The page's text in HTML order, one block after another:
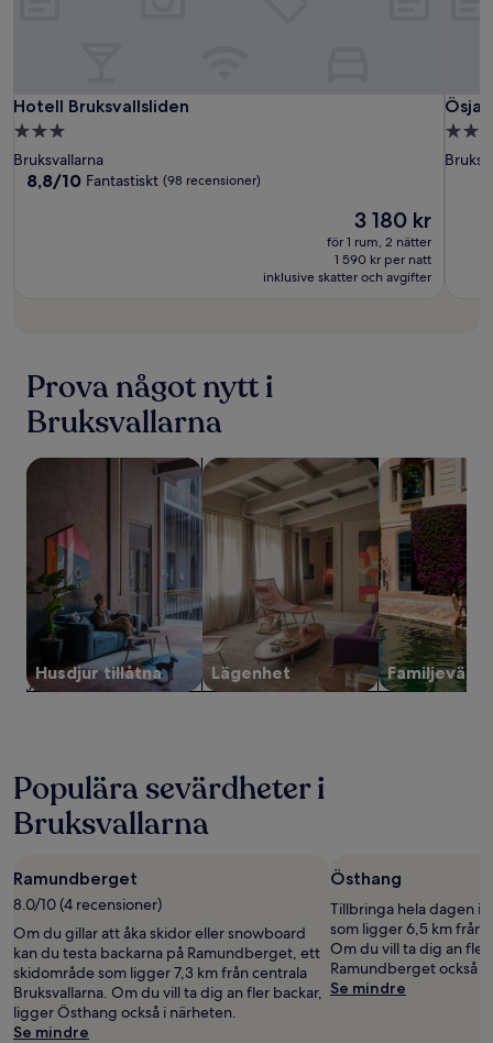
Hotell
Bruksvallsliden
Hotell
Hotell Bruksvallsliden
Hotell Bruksvallsliden
3.0-
stjärnigt
boende
Bruksvallarna
8.8
8,8/10 Fantastiskt (98 recensioner)
Priset
3 180 kr
3 180 kr
för 1 rum, 2 nätter
1 590 kr per natt
inklusive skatter och avgifter
Ösjan
12
-
2.0-
Prova något nytt i
Bruksvallarna
Husdjur tillåtna
sök efter boenden där husdjur är tillåtna
Lägenhet
sök efter lägenheter sök efter
Populära sevärdheter i
Bruksvallarna
Ramundberget
8.0/10 (4 recensioner)
Om du gillar att åka skidor eller snowboard
kan du testa backarna på Ramundberget, ett
skidområde som ligger 7,3 km från centrala
Bruksvallarna. Om du vill ta dig an fler backar,
ligger Östhang också i närheten.
Se mindre
Östhang
Tillbringa hela dagen i
som ligger 6,5 km från
Om du vill ta dig an
Ramundberget också i
Se mindre